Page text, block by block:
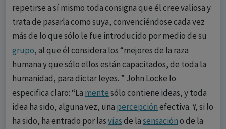
repetirse a sí mismo toda consigna que él cree valiosa y
trata de pasarla como suya, convenciéndose cada vez
más de lo que sólo le fue introducido por medio de su
grupo, al que él considera los “mejores de la raza
humana y que sólo ellos están capacitados, de toda la
humanidad, para dictar leyes. ” John Locke lo
especifica claro: “La mentesólo contiene ideas, y toda
idea ha sido, alguna vez, una percepciónefectiva. Y, si lo
ha sido, ha entrado por lasvíasde lasensacióno de la